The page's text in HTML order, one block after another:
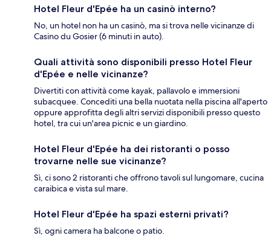
Hotel Fleur d'Epée ha un casinò interno?
No, un hotel non ha un casinò, ma si trova nelle vicinanze di
Casino du Gosier (6 minuti in auto).
Quali attività sono disponibili presso Hotel Fleur
d'Epée e nelle vicinanze?
Divertiti con attività come kayak, pallavolo e immersioni
subacquee. Concediti una bella nuotata nella piscina all'aperto
oppure approfitta degli altri servizi disponibili presso questo
hotel, tra cui un'area picnic e un giardino.
Hotel Fleur d'Epée ha dei ristoranti o posso
trovarne nelle sue vicinanze?
Sì, ci sono 2 ristoranti che offrono tavoli sul lungomare, cucina
caraibica e vista sul mare.
Hotel Fleur d'Epée ha spazi esterni privati?
Sì, ogni camera ha balcone o patio.